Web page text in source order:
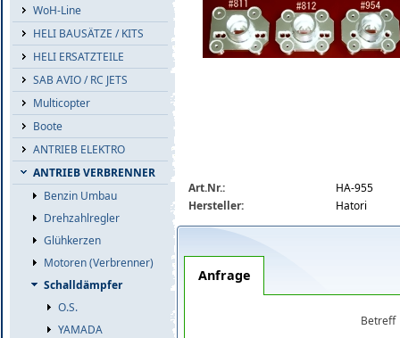
WoH-Line
HELI BAUSÄTZE / KITS
HELI ERSATZTEILE
SAB AVIO / RC JETS
Multicopter
Boote
ANTRIEB ELEKTRO
ANTRIEB VERBRENNER
Benzin Umbau
Drehzahlregler
Glühkerzen
Motoren (Verbrenner)
Schalldämpfer
O.S.
YAMADA
Art.Nr.:
HA-955
Hersteller:
Hatori
Anfrage
Betreff